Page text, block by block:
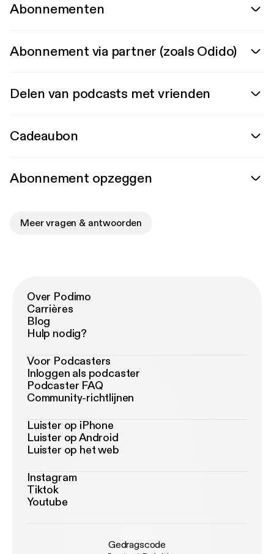
Abonnementen
Abonnement via partner (zoals Odido)
Delen van podcasts met vrienden
Cadeaubon
Abonnement opzeggen
Meer vragen & antwoorden
Over Podimo
Carrières
Blog
Hulp nodig?
Voor Podcasters
Inloggen als podcaster
Podcaster FAQ
Community-richtlijnen
Luister op iPhone
Luister op Android
Luister op het web
Instagram
Tiktok
Youtube
Gedragscode